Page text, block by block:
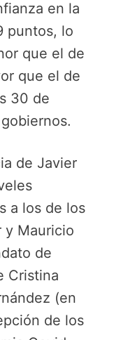
en la
puntos, lo
que el de
que el de
30 de
de Javier
a los de los
y Mauricio
de
Cristina
(en
de los